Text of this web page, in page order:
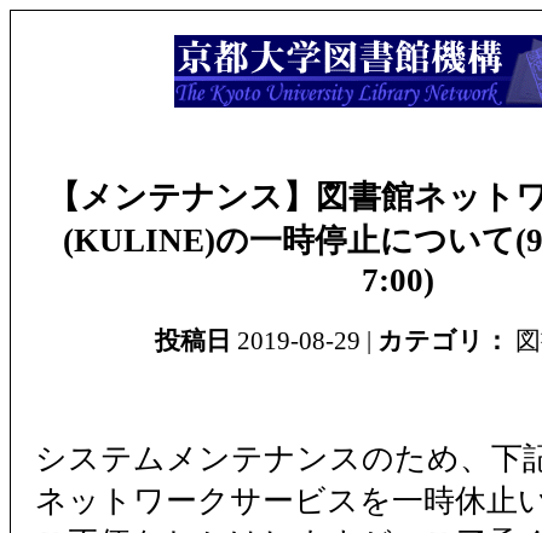
【メンテナンス】図書館ネット
(KULINE)の一時停止について
7:00)
投稿日 2019-08-29 | カテゴリ：
システムメンテナンスのため、下
ネットワークサービスを一時休止